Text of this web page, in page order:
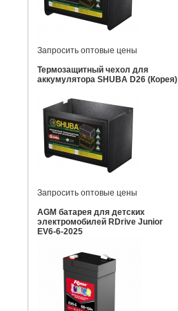
Запросить оптовые цены
Термозащитный чехол для
аккумулятора SHUBA D26 (Корея)
Запросить оптовые цены
AGM батарея для детских
электромобилей RDrive Junior
EV6-6-2025